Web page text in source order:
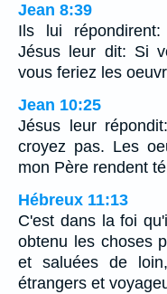
Jean 8:39
Ils lui
Jésus leur dit: Si
vous feriez les
Jean 10:25
Jésus leur
croyez pas. Les
mon Père rendent
Hébreux 11:13
C'est dans la foi
obtenu les choses
et saluées de
étrangers et